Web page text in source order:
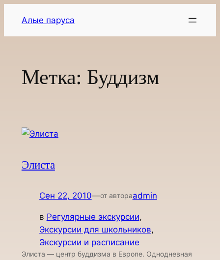
содержимому
Алые паруса
Метка: Буддизм
Элиста
Сен 22, 2010—от автораadmin
в Регулярные экскурсии
Экскурсии для школьников
Экскурсии и расписание
Элиста — центр буддизма в Европе. Однодневная